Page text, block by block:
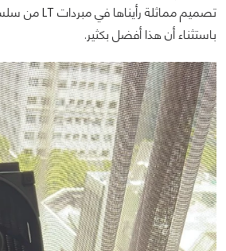
باستثناء أن هذا أفضل بكثير.